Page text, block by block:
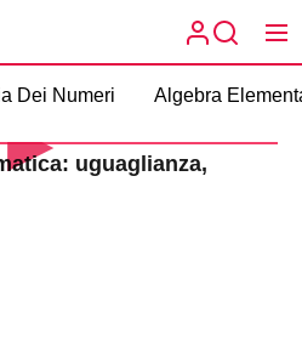
Dei Numeri Algebra
uguaglianza,